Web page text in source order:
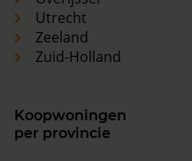
Utrecht
Zeeland
Zuid-Holland
Koopwoningen
per provincie